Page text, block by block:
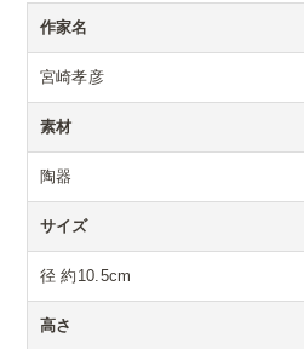
作家名
宮崎孝彦
素材
陶器
サイズ
径 約10.5cm
高さ